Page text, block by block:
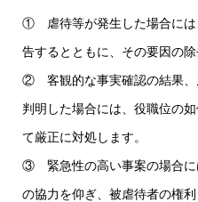
① 虐待等が発生した場合には
告するとともに、その要因の除
② 客観的な事実確認の結果、
判明した場合には、役職位の
て厳正に対処します。
③ 緊急性の高い事案の場合に
の協力を仰ぎ、被虐待者の権